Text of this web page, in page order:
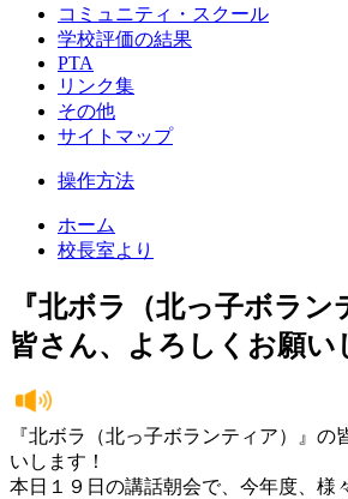
コミュニティ・スクール
学校評価の結果
PTA
リンク集
その他
サイトマップ
操作方法
ホーム
校長室より
『北ボラ（北っ子ボラ
皆さん、よろしくお願い
『北ボラ（北っ子ボランティア）』の
いします！
本日１９日の講話朝会で、今年度、様